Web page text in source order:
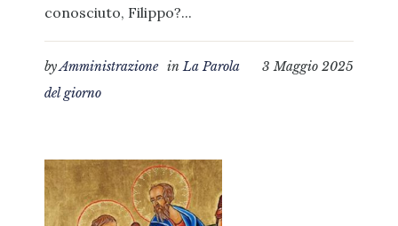
conosciuto, Filippo?...
3 Maggio 2025
byAmministrazione inLa Parola
del giorno